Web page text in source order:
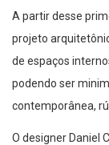
A partir desse
projeto
de espaços
podendo ser
contemporânea,
O designer Daniel